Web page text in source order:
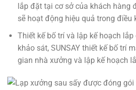
lắp đặt tại cơ sở của khách hàng
sẽ hoạt động hiệu quả trong điều
Thiết kế bố trí và lập kế hoạch
khảo sát, SUNSAY thiết kế bố trí
gian nhà xưởng và lập kế hoạch